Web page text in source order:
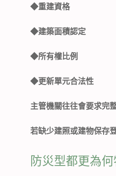
◆重建資格
◆建築面積認定
◆所有權比例
◆更新單元合法性
主管機關往往會要求完
若缺少建照或建物保存
防災型都更為